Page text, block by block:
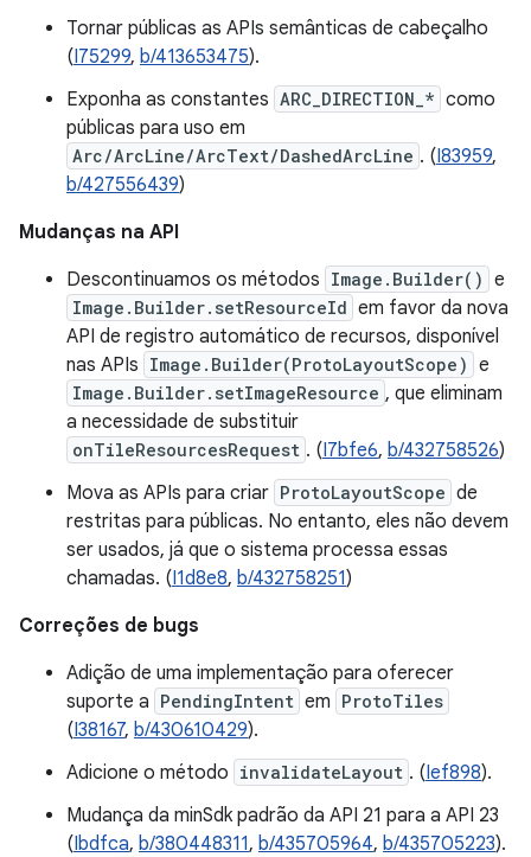
Tornar públicas as APIs semânticas de cabeçalho
(I75299, b/413653475).
Exponha as constantes ARC_DIRECTION_* como
públicas para uso em
Arc/ArcLine/ArcText/DashedArcLine . (I83959,
b/427556439)
Mudanças na API
Descontinuamos os métodos Image.Builder() e
Image.Builder.setResourceId em favor da nova
API de registro automático de recursos, disponível
nas APIs Image.Builder(ProtoLayoutScope) e
Image.Builder.setImageResource , que eliminam
a necessidade de substituir
onTileResourcesRequest . (I7bfe6, b/432758526)
Mova as APIs para criar ProtoLayoutScope de
restritas para públicas. No entanto, eles não devem
ser usados, já que o sistema processa essas
chamadas. (I1d8e8, b/432758251)
Correções de bugs
Adição de uma implementação para oferecer
suporte a PendingIntent em ProtoTiles
(I38167, b/430610429).
Adicione o método invalidateLayout . (Ief898).
Mudança da minSdk padrão da API 21 para a API 23
(Ibdfca, b/380448311, b/435705964, b/435705223).